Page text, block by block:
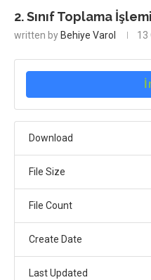
2. Sınıf Toplama
written by Behiye Varol 13
Download
File Size
File Count
Create Date
Last Updated